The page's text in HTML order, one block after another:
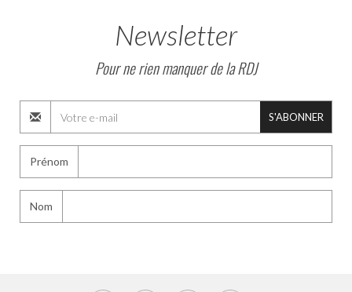
Newsletter
Pour ne rien manquer de la RDJ
S'ABONNER
Prénom
Nom